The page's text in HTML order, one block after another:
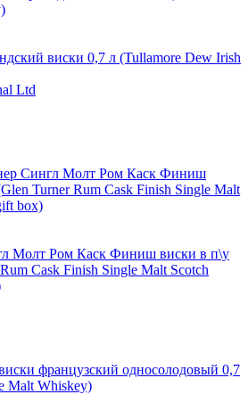
виски 0,7 л (Tullamore Dew Irish
Ltd
Молт Ром Каск Финиш виски в п\у
Cask Finish Single Malt Scotch